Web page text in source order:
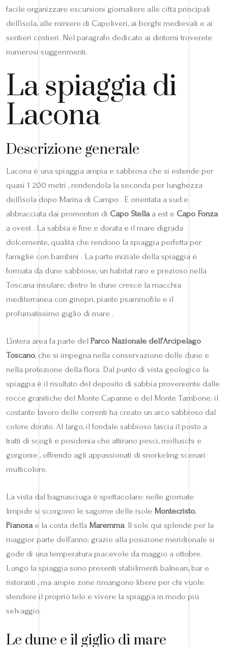
facile organizzare escursioni giornaliere alle città principali
dell’isola, alle miniere di Capoliveri, ai borghi medievali e ai
sentieri costieri. Nel paragrafo dedicato ai dintorni troverete
numerosi suggerimenti.
La spiaggia di
Lacona
Descrizione generale
Lacona è una spiaggia ampia e sabbiosa che si estende per
quasi 1 200 metri , rendendola la seconda per lunghezza
dell’isola dopo Marina di Campo . È orientata a sud e
abbracciata dai promontori di Capo Stellaa est e Capo Fonza
a ovest . La sabbia è fine e dorata e il mare digrada
dolcemente, qualità che rendono la spiaggia perfetta per
famiglie con bambini . La parte iniziale della spiaggia è
formata da dune sabbiose, un habitat raro e prezioso nella
Toscana insulare; dietro le dune cresce la macchia
mediterranea con ginepri, piante psammofile e il
profumatissimo giglio di mare .
L’intera area fa parte del Parco Nazionale dell’Arcipelago
Toscano, che si impegna nella conservazione delle dune e
nella protezione della flora. Dal punto di vista geologico la
spiaggia è il risultato del deposito di sabbia proveniente dalle
rocce granitiche del Monte Capanne e del Monte Tambone; il
costante lavoro delle correnti ha creato un arco sabbioso dal
colore dorato. Al largo, il fondale sabbioso lascia il posto a
tratti di scogli e posidonia che attirano pesci, molluschi e
gorgonie , offrendo agli appassionati di snorkeling scenari
multicolore.
La vista dal bagnasciuga è spettacolare: nelle giornate
limpide si scorgono le sagome delle isole Montecristo,
Pianosae la costa della Maremma. Il sole qui splende per la
maggior parte dell’anno; grazie alla posizione meridionale si
gode di una temperatura piacevole da maggio a ottobre.
Lungo la spiaggia sono presenti stabilimenti balneari, bar e
ristoranti , ma ampie zone rimangono libere per chi vuole
stendere il proprio telo e vivere la spiaggia in modo più
selvaggio.
Le dune e il giglio di mare